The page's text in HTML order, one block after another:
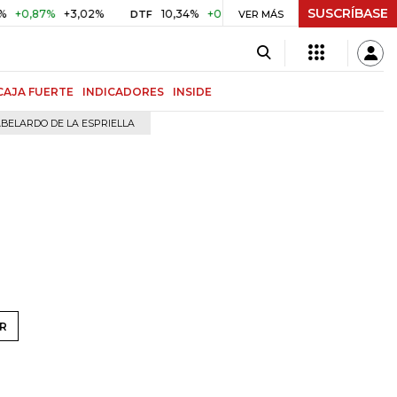
+3,02% DTF 10,34% +0,10% +0,98% UVR $ 416,91 +$
VER MÁS SUSCRÍBASE
FUERTE INDICADORES INSIDE
DE LA ESPRIELLA